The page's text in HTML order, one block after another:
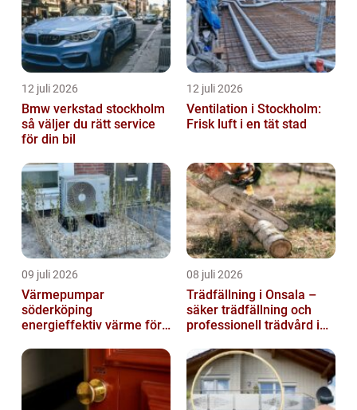
12 juli 2026
Bmw verkstad stockholm
så väljer du rätt service
för din bil
12 juli 2026
Ventilation i Stockholm:
Frisk luft i en tät stad
09 juli 2026
Värmepumpar
söderköping
energieffektiv värme för
08 juli 2026
Trädfällning i Onsala –
säker trädfällning och
professionell trädvård i